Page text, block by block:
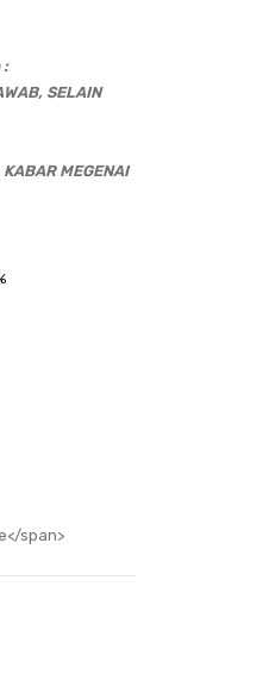
:
SELAIN
MEGENAI
span>